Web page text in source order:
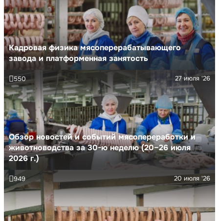
Кадровая физика мясоперерабатывающего
завода и платформенная занятость
Обзор новостей и событий мясопереработки и
животноводства за 30-ю неделю (20–26 июля
2026 г.)
27 июля '26
550
20 июля '26
949